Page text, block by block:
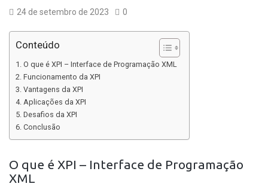
24 de setembro de 2023 0
Conteúdo
O que é XPI – Interface de Programação XML
Funcionamento da XPI
Vantagens da XPI
Aplicações da XPI
Desafios da XPI
Conclusão
O que é XPI – Interface de Programação
XML